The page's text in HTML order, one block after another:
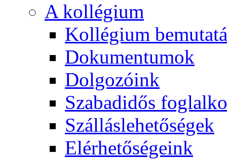
A kollégium
Kollégium
Dokumentumok
Dolgozóink
Szabadidős
Szálláslehetőségek
Elérhetőségeink